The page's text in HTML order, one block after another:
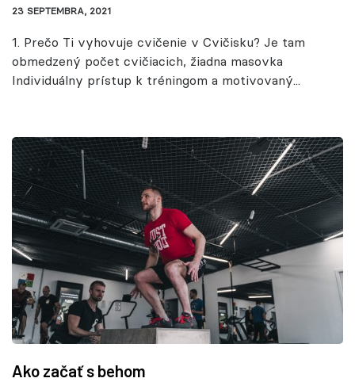
23 SEPTEMBRA, 2021
1. Prečo Ti vyhovuje cvičenie v Cvičisku? Je tam
obmedzený počet cvičiacich, žiadna masovka
Individuálny prístup k tréningom a motivovaný...
Ako začať s behom